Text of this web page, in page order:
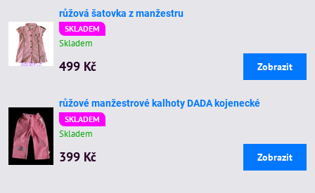
růžová šatovka z manžestru
SKLADEM
Skladem
499 Kč Zobrazit
růžové manžestrové kalhoty DADA kojenecké
SKLADEM
Skladem
399 Kč Zobrazit